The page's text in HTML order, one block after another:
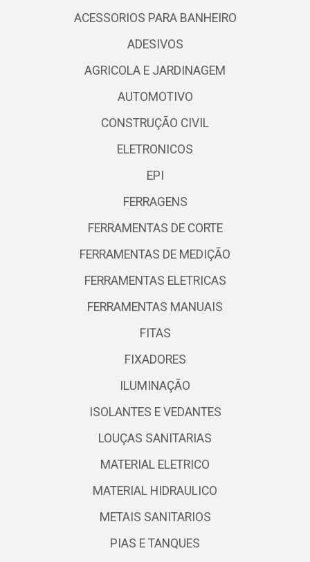
ACESSORIOS PARA BANHEIRO
ADESIVOS
AGRICOLA E JARDINAGEM
AUTOMOTIVO
CONSTRUÇÃO CIVIL
ELETRONICOS
EPI
FERRAGENS
FERRAMENTAS DE CORTE
FERRAMENTAS DE MEDIÇÃO
FERRAMENTAS ELETRICAS
FERRAMENTAS MANUAIS
FITAS
FIXADORES
ILUMINAÇÃO
ISOLANTES E VEDANTES
LOUÇAS SANITARIAS
MATERIAL ELETRICO
MATERIAL HIDRAULICO
METAIS SANITARIOS
PIAS E TANQUES